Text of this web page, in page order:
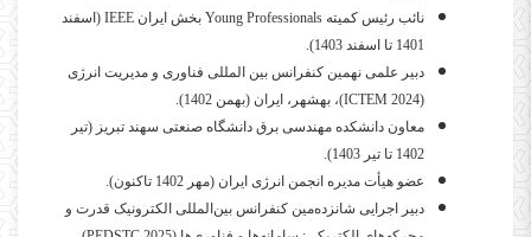
نائب رئیس کمیته Young Professionals بخش ایران IEEE (اسفند
1401 تا اسفند 1403).
دبیر علمی نهمین کنفرانس بین المللی فناوری و مدیریت انرژی
(
ICTEM 2024)، بهشهر، ایران (بهمن 1402).
معاون دانشکده مهندسی برق دانشگاه صنعتی سهند تبریز (تیر
1402 تا تیر 1403).
عضو هیأت مدیره انجمن انرژی ایران (مهر 1402 تاکنون).
دبیر اجرایی شانزده‌مین کنفرانس بین‌المللی الکترونیک قدرت و